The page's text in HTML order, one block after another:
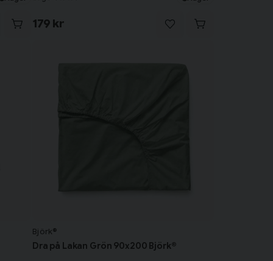
179 kr
Björk®
Dra på Lakan Grön 90x200 Björk®